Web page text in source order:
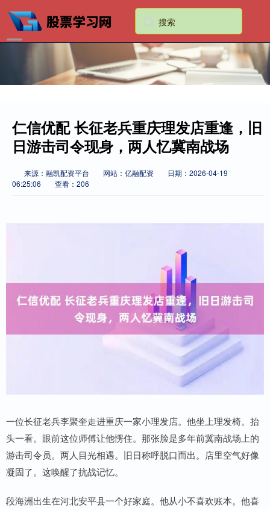
仁信优配 长征老兵重庆理发店重逢，旧
日游击司令现身，两人忆冀南战场
来源：融凯配资平台 网站：亿融配资
日期：2026-04-19
06:25:06
查看：206
一位长征老兵李聚奎走进重庆一家小理发店。他坐上理发椅。抬
头一看。眼前这位师傅让他愣住。那张脸是多年前冀南战场上的
游击司令员。两人目光相遇。旧日称呼脱口而出。店里空气好像
凝固了。这唤醒了抗战记忆。
段海洲出生在河北安平县一个好家庭。他从小不喜欢账本。他喜